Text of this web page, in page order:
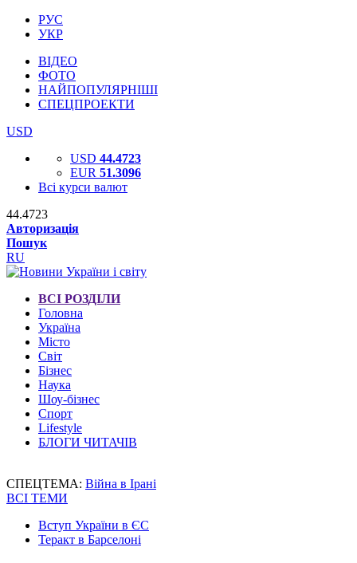
РУС
УКР
ВІДЕО
ФОТО
НАЙПОПУЛЯРНІШІ
СПЕЦПРОЕКТИ
USD
USD 44.4723
EUR 51.3096
Всі курси валют
44.4723
Авторизація
Пошук
RU
ВСІ РОЗДІЛИ
Головна
Україна
Місто
Світ
Бізнес
Наука
Шоу-бізнес
Спорт
Lifestyle
БЛОГИ ЧИТАЧІВ
СПЕЦТЕМА: Війна в Ірані
ВСІ ТЕМИ
Вступ України в ЄС
Теракт в Барселоні